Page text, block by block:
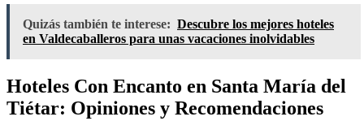
Quizás también te interese: Descubre los mejores hoteles
en Valdecaballeros para unas vacaciones inolvidables
Hoteles Con Encanto en Santa María del
Tiétar: Opiniones y Recomendaciones